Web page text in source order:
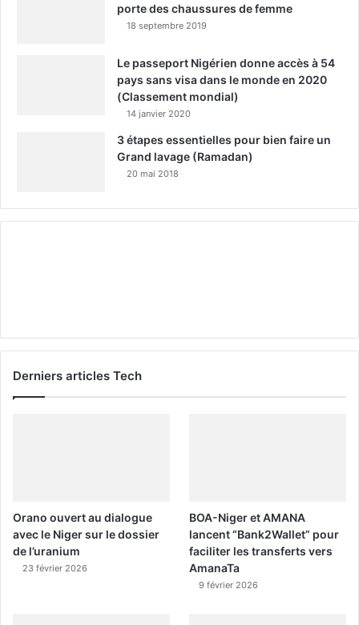
porte des chaussures de femme
18 septembre 2019
Le passeport Nigérien donne accès à 54
pays sans visa dans le monde en 2020
(Classement mondial)
14 janvier 2020
3 étapes essentielles pour bien faire un
Grand lavage (Ramadan)
20 mai 2018
Derniers articles Tech
Orano ouvert au dialogue
avec le Niger sur le dossier
de l’uranium
23 février 2026
BOA-Niger et AMANA
lancent “Bank2Wallet” pour
faciliter les transferts vers
AmanaTa
9 février 2026